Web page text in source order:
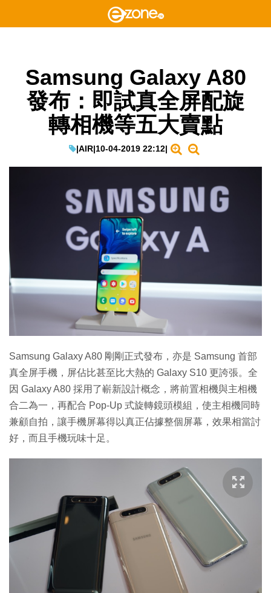
Samsung Galaxy A80
發布：即試真全屏配旋
轉相機等五大賣點
|AIR|10-04-2019 22:12|
Samsung Galaxy A80 剛剛正式發布，亦是 Samsung 首部
真全屏手機，屏佔比甚至比大熱的 Galaxy S10 更誇張。全
因 Galaxy A80 採用了嶄新設計概念，將前置相機與主相機
合二為一，再配合 Pop-Up 式旋轉鏡頭模組，使主相機同時
兼顧自拍，讓手機屏幕得以真正佔據整個屏幕，效果相當討
好，而且手機玩味十足。